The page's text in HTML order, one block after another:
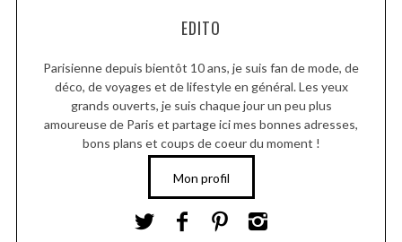
EDITO
Parisienne depuis bientôt 10 ans, je suis fan de mode, de
déco, de voyages et de lifestyle en général. Les yeux
grands ouverts, je suis chaque jour un peu plus
amoureuse de Paris et partage ici mes bonnes adresses,
bons plans et coups de coeur du moment !
Mon profil